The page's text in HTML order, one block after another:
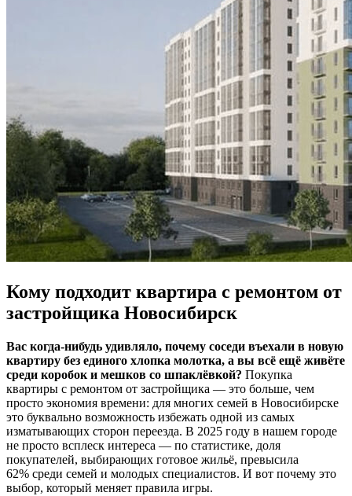
Кому подходит квартира с ремонтом от
застройщика Новосибирск
Вас когда-нибудь удивляло, почему соседи въехали в новую
квартиру без единого хлопка молотка, а вы всё ещё живёте
среди коробок и мешков со шпаклёвкой? Покупка
квартиры с ремонтом от застройщика — это больше, чем
просто экономия времени: для многих семей в Новосибирске
это буквально возможность избежать одной из самых
изматывающих сторон переезда. В 2025 году в нашем городе
не просто всплеск интереса — по статистике, доля
покупателей, выбирающих готовое жильё, превысила
62% среди семей и молодых специалистов. И вот почему это
выбор, который меняет правила игры.